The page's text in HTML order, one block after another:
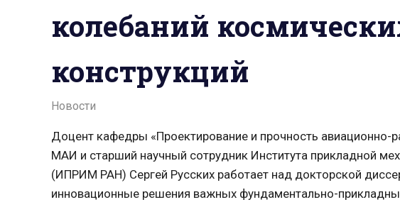
колебаний
конструкций
02.11.2021
admin
Новости
Доцент кафедры «Проектирование и прочность авиационно-
МАИ и старший научный сотрудник Института прикладной
(ИПРИМ РАН) Сергей Русских работает над докторской
инновационные решения важных фундаментально-